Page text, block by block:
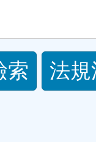
索
法